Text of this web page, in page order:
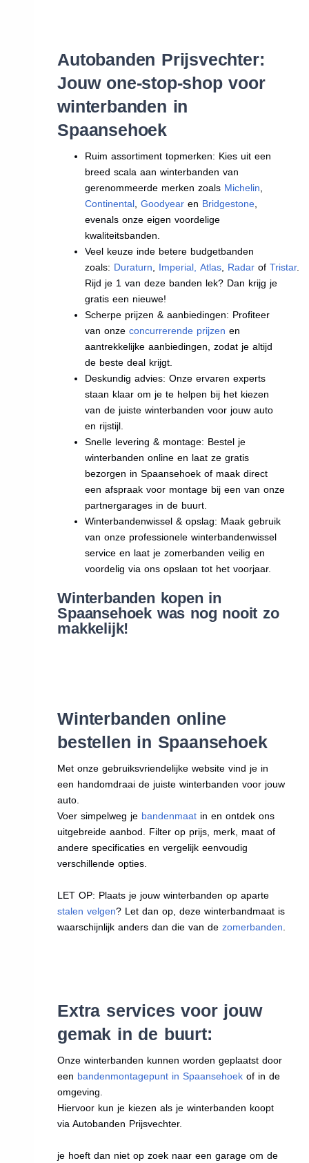
Autobanden Prijsvechter:
Jouw one-stop-shop voor
winterbanden in
Spaansehoek
Ruim assortiment topmerken: Kies uit een
breed scala aan winterbanden van
gerenommeerde merken zoals Michelin
Continental ,Goodyear en Bridgestone
evenals onze eigen voordelige
kwaliteitsbanden.
Veel keuze inde betere budgetbanden
zoals: Duraturn Imperial Atlas Radar ofTristar.
Rijd je 1 van deze banden lek? Dan krijg je
gratis een nieuwe!
Scherpe prijzen & aanbiedingen: Profiteer
van onzeconcurrerende prijzen en
aantrekkelijke aanbiedingen, zodat je altijd
de beste deal krijgt.
Deskundig advies: Onze ervaren experts
staan klaar om je te helpen bij het kiezen
van de juiste winterbanden voor jouw auto
en rijstijl.
Snelle levering & montage: Bestel je
winterbanden online en laat ze gratis
bezorgen in Spaansehoek of maak direct
een afspraak voor montage bij een van onze
partnergarages in de buurt.
Winterbandenwissel & opslag: Maak gebruik
van onze professionele winterbandenwissel
service en laat je zomerbanden veilig en
voordelig via ons opslaan tot het voorjaar.
Winterbanden kopen in
Spaansehoek was nog nooit zo
makkelijk!
Winterbanden online
bestellen in Spaansehoek
Met onze gebruiksvriendelijke website vind je in
een handomdraai de juiste winterbanden voor jouw
auto.
Voer simpelweg je bandenmaat in en ontdek ons
uitgebreide aanbod. Filter op prijs, merk, maat of
andere specificaties en vergelijk eenvoudig
verschillende opties.
LET OP: Plaats je jouw winterbanden op aparte
stalen velgen? Let dan op, deze winterbandmaat is
waarschijnlijk anders dan die van dezomerbanden
Extra services voor jouw
gemak in de buurt:
Onze winterbanden kunnen worden geplaatst door
een bandenmontagepunt in Spaansehoek of in de
omgeving.
Hiervoor kun je kiezen als je winterbanden koopt
via Autobanden Prijsvechter.
je hoeft dan niet op zoek naar een garage om de